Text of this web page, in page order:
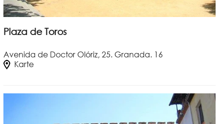
Plaza de Toros
Avenida de Doctor Olóriz, 25. Granada. 16
Karte